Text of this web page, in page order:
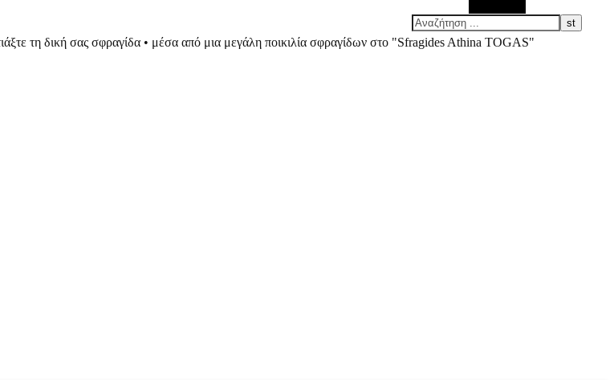
τη δική σας σφραγίδα • μέσα από μια μεγάλη ποικιλία σφραγίδων στο "Sfragides Athina TOGAS"